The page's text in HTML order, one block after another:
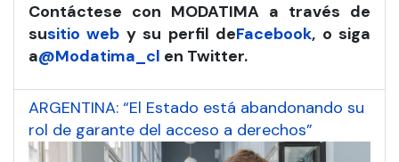
Contáctese con MODATIMA a través de
susitio web y su perfil deFacebook, o siga
a@Modatima_cl en Twitter.
ARGENTINA: “El Estado está abandonando su
rol de garante del acceso a derechos”